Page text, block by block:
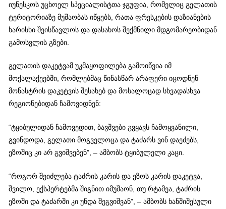
იუნესკოს უცხოელ სპეციალისტთა ჯგუფია, რომელიც გელათის
ტერიტორიაზე მუშაობას იწყებს, რათა ფრესკების დაზიანების
ხარისხი შეისწავლოს და დასახოს შექმნილი მდგომარეობიდან
გამოსვლის გზები.
გელათის დაკეტვამ უკმაყოფილება გამოიწვია იმ
მოქალაქეებში, რომლებმაც წინასწარ არაფერი იცოდნენ
მონასტრის დაკეტვის შესახებ და მოსალოცად სხვადასხვა
რეგიონებიდან ჩამოვიდნენ:
“ტყიბულიდან ჩამოვედით, ბავშვები გვყავს ჩამოყვანილი,
გვინდოდა, გელათი მოგველოცა და ტაძარს ვინ დაეძებს,
ეზოშიც კი არ გვიშვებენ”, – ამბობს ტყიბულელი კაცი.
“როგორ შეიძლება ტაძრის კარის და ეზოს კარის დაკეტვა,
შვილო, ექსპერტებმა შიგნით იმუშაონ, თუ რტამეა, ტაძრის
ეზოში და ტაძარში კი უნდა შეგვიშვან”, – ამბობს ხანშიშესული